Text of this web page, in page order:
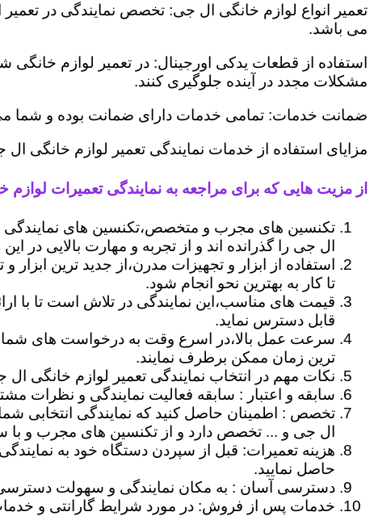
تعمیر انواع لوازم خانگی ال جی: تخصص نمایندگی در
می باشد.
استفاده از قطعات یدکی اورجینال: در تعمیر لوازم
مشکلات مجدد در آینده جلوگیری کنند.
ضمانت خدمات: تمامی خدمات دارای ضمانت بوده و شما می
مزایای استفاده از خدمات نمایندگی تعمیر لوازم خانگی
از مزیت هایی که برای مراجعه به نمایندگی تعمیرات
تکنسین های مجرب و متخصص،تکنسین های
ال جی را گذرانده اند و از تجربه و مهارت بالایی در
استفاده از ابزار و تجهیزات مدرن،از جدید ترین
تا کار به بهترین نحو انجام شود.
قیمت های مناسب،این نمایندگی در تلاش است تا با
قابل دسترس نماید.
سرعت عمل بالا،در اسرع وقت به درخواست های
ترین زمان ممکن برطرف نمایند.
نکات مهم در انتخاب نمایندگی تعمیر لوازم خانگی
سابقه و اعتبار : سابقه فعالیت نمایندگی و نظرات
تخصص : اطمینان حاصل کنید که نمایندگی انتخابی
ال جی و ... تخصص دارد و از تکنسین های مجرب و با
هزینه تعمیرات: قبل از سپردن دستگاه خود به
حاصل نمایید.
دسترسی آسان : به مکان نمایندگی و سهولت دسترسی
خدمات پس از فروش: در مورد شرایط گارانتی و